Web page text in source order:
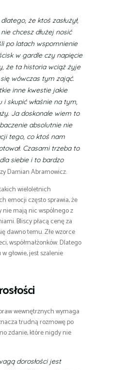
że ktoś zasłużył,
chcesz dłużej nosić
po latach wspomnienie
w gardle czy napięcie
że ta historia wciąż żyje
wówczas tym zająć.
inne kwestie jakie
i skupić właśnie na tym,
Ja doskonale wiem to
absolutnie nie
tego, co ktoś nam
Czasami trzeba to
siebie i to bardzo
Damian Abramowicz.
wieloletnich
emocji często sprawia, że
nie mają nic wspólnego z
Bliscy płacą cenę za
dawno temu. Złe wzorce
współmałżonków. Dlatego
głowie, jest szalenie
wewnętrznych wymaga
trudną rozmowę po
zdanie, które nigdy nie
dorosłości jest